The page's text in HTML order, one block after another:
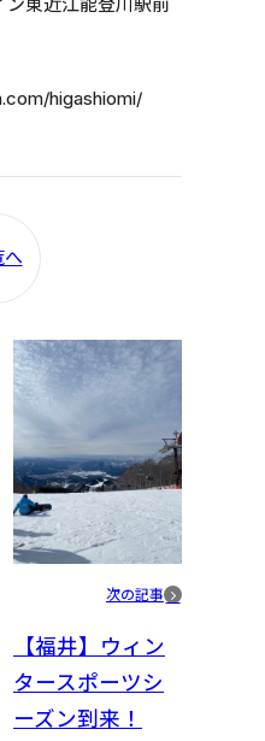
higashiomi/
へ
次の記事
【福井】ウィン
タースポーツシ
ーズン到来！